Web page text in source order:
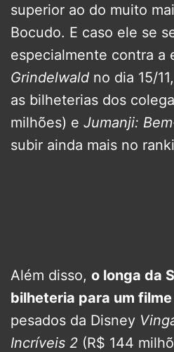
superior ao do muito
Bocudo. E caso ele se
especialmente contra a
Grindelwald no dia 15/11,
as bilheterias dos
milhões) e Jumanji:
subir ainda mais no
Além disso, o longa da
bilheteria para um
pesados da Disney
Incríveis 2 (R$ 144